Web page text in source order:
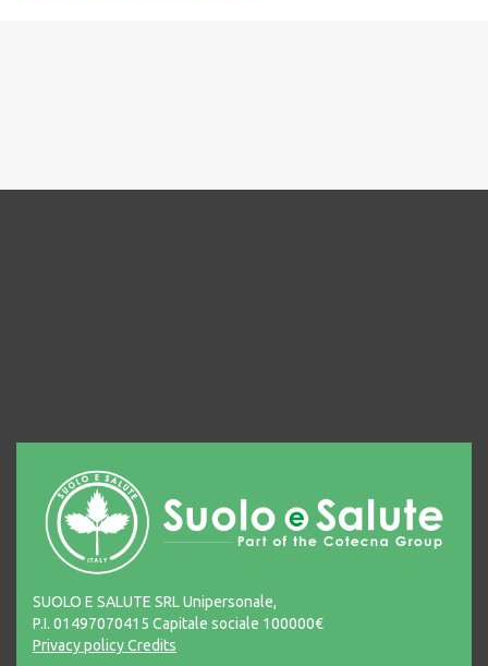
SUOLO E SALUTE SRL Unipersonale,
P.I. 01497070415 Capitale sociale 100000€
Privacy policyCredits